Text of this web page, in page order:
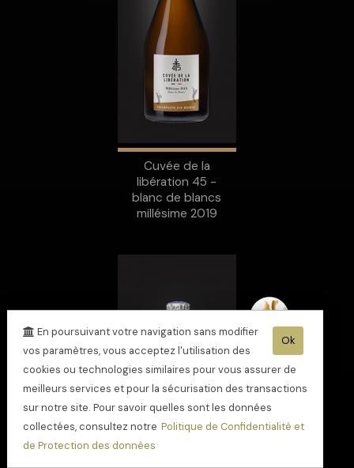
Cuvée de la
libération 45 -
blanc de blancs
millésime 2019
Ok
En poursuivant votre navigation sans modifier
vos paramètres, vous acceptez l'utilisation des
cookies ou technologies similaires pour vous assurer de
meilleurs services et pour la sécurisation des transactions
sur notre site. Pour savoir quelles sont les données
collectées, consultez notre Politique de Confidentialité et
de Protection des données